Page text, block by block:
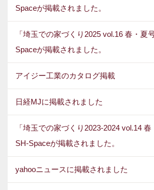
Spaceが掲載されました。
「埼玉での家づくり2025 vol.16 春・夏
Spaceが掲載されました。
アイジー工業のカタログ掲載
日経MJに掲載されました
「埼玉での家づくり2023-2024 vol.14
SH-Spaceが掲載されました。
yahooニュースに掲載されました